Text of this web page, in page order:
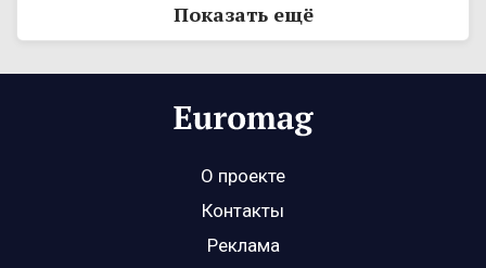
Показать ещё
О проекте
Контакты
Реклама